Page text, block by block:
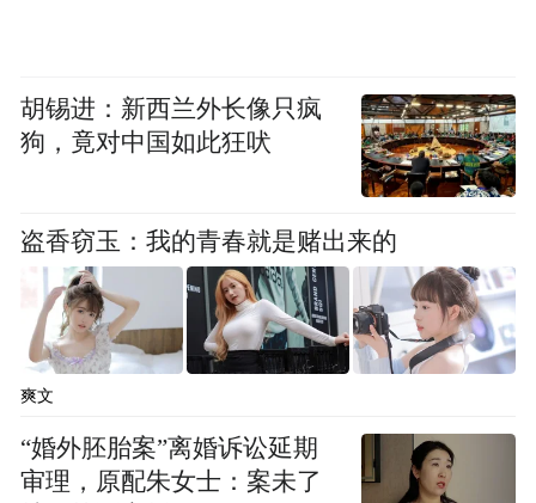
坚持党中央对金融工作的集中统一领导。深
圳金融业在发展过程中，始终将党的领导作
为核心保障，确保金融工作的正确方向。
坚持以人民为中心的价值取向。这一理念是
金融发展始终坚守的价值坐标，彰显了中国
特色社会主义金融人民性的本质。 深圳金融
发展始终将满足人民群众日益增长的金融需
求作为出发点和落脚点，做好普惠金融大文
章，让金融发展成果更多更公平地惠及深圳
胡锡进：新西兰外长像只疯
狗，竟对中国如此狂吠
盗香窃玉：我的青春就是赌出来的
爽文
“婚外胚胎案”离婚诉讼延期
审理，原配朱女士：案未了